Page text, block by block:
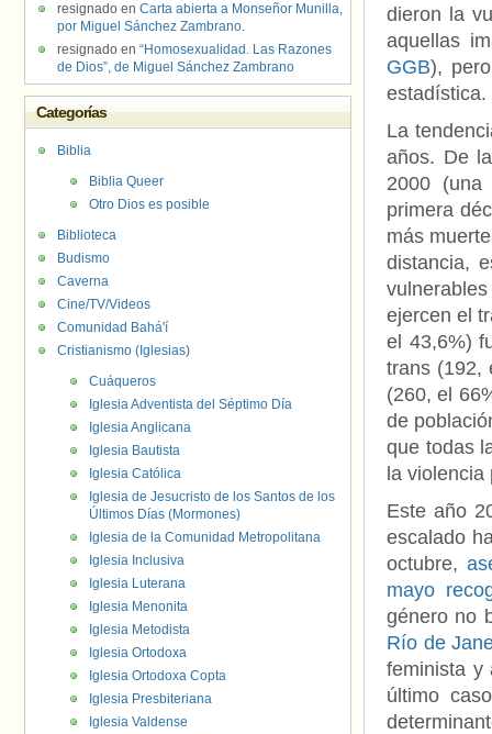
dieron la
aquellas
GGB),
estadística.
La
años. De
2000 (una
primera
más
distancia,
ejercen el
el 43,6%)
trans (192,
(260, el
de
que todas
la
Este año
escalado
octubre,
mayo
género no
Río de
feminista y
último
resignado en Carta abierta a Monseñor Munilla,
por Miguel Sánchez Zambrano.
resignado en “Homosexualidad. Las Razones
de Dios”, de Miguel Sánchez Zambrano
Categorías
Biblia
Biblia Queer
Otro Dios es posible
Biblioteca
Budismo
Caverna
Cine/TV/Videos
Comunidad Bahá'í
Cristianismo (Iglesias)
Cuáqueros
Iglesia Adventista del Séptimo Día
Iglesia Anglicana
Iglesia Bautista
Iglesia Católica
Iglesia de Jesucristo de los Santos de los
Últimos Días (Mormones)
Iglesia de la Comunidad Metropolitana
Iglesia Inclusiva
Iglesia Luterana
Iglesia Menonita
Iglesia Metodista
Iglesia Ortodoxa
Iglesia Ortodoxa Copta
Iglesia Presbiteriana
Iglesia Valdense